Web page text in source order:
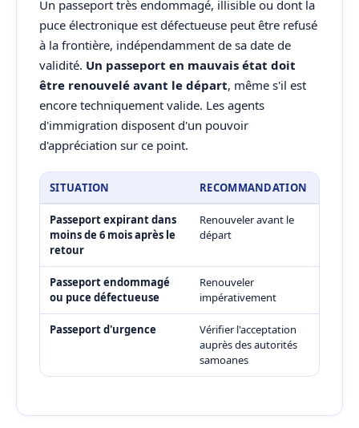
Un passeport très endommagé, illisible ou dont la
puce électronique est défectueuse peut être refusé
à la frontière, indépendamment de sa date de
validité. Un passeport en mauvais état doit
être renouvelé avant le départ, même s'il est
encore techniquement valide. Les agents
d'immigration disposent d'un pouvoir
d'appréciation sur ce point.
SITUATION RECOMMANDATION
Passeport expirant dans
moins de 6 mois après le
retour
Renouveler avant le
départ
Passeport endommagé
ou puce défectueuse
Renouveler
impérativement
Passeport d'urgence
Vérifier l'acceptation
auprès des autorités
samoanes